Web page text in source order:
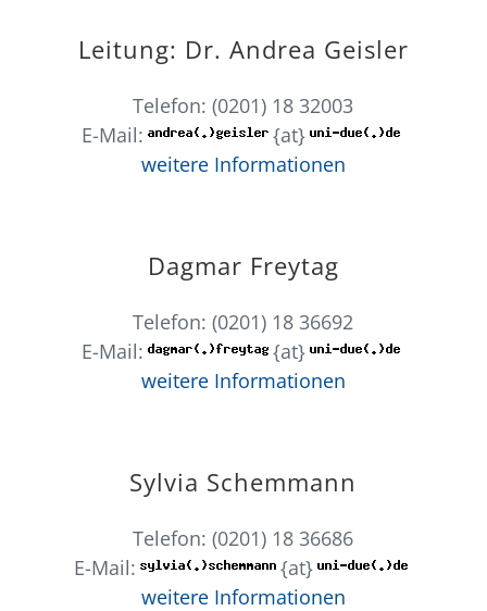
Leitung: Dr. Andrea Geisler
Telefon: (0201) 18 32003
E-Mail:
{at}
weitere Informationen
Dagmar Freytag
Telefon: (0201) 18 36692
E-Mail:
{at}
weitere Informationen
Sylvia Schemmann
Telefon: (0201) 18 36686
E-Mail:
{at}
weitere Informationen